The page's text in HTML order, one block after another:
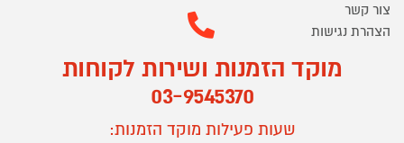
צור קשר
הצהרת נגישות
מוקד הזמנות ושירות לקוחות
03-9545370
שעות פעילות מוקד הזמנות: